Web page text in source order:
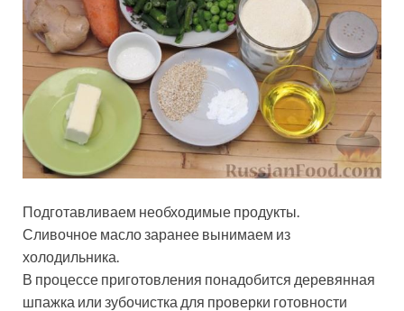
Подготавливаем необходимые продукты.
Сливочное масло заранее вынимаем из
холодильника.
В процессе приготовления понадобится деревянная
шпажка или зубочистка для проверки готовности